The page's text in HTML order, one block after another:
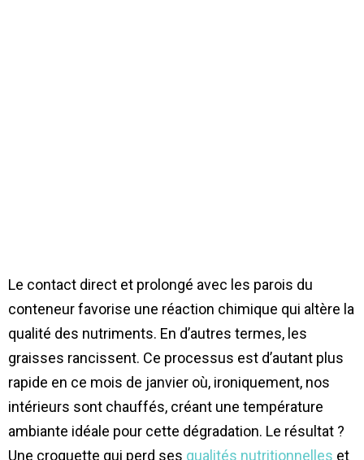
Le contact direct et prolongé avec les parois du
conteneur favorise une réaction chimique qui altère la
qualité des nutriments. En d’autres termes, les
graisses rancissent. Ce processus est d’autant plus
rapide en ce mois de janvier où, ironiquement, nos
intérieurs sont chauffés, créant une température
ambiante idéale pour cette dégradation. Le résultat ?
Une croquette qui perd ses qualités nutritionnelles et